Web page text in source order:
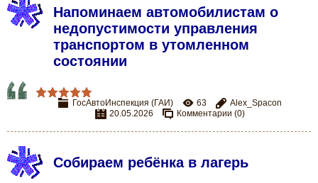
Напоминаем автомобилистам о
недопустимости управления
транспортом в утомленном
состоянии
ГосАвтоИнспекция (ГАИ) 63
Alex_Spacon
20.05.2026
Комментарии (0)
Собираем ребёнка в лагерь